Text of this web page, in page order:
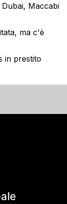
Maccabi
ma c'è
in prestito